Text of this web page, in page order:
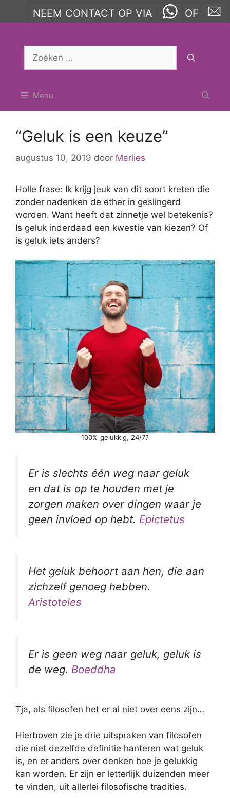
NEEM CONTACT OP VIA OF
Zoek
Menu
“Geluk is een keuze”
augustus 10, 2019 door Marlies
Holle frase: Ik krijg jeuk van dit soort kreten die
zonder nadenken de ether in geslingerd
worden. Want heeft dat zinnetje wel betekenis?
Is geluk inderdaad een kwestie van kiezen? Of
is geluk iets anders?
100% gelukkig, 24/7?
Er is slechts één weg naar geluk
en dat is op te houden met je
zorgen maken over dingen waar je
geen invloed op hebt. Epictetus
Het geluk behoort aan hen, die aan
zichzelf genoeg hebben.
Aristoteles
Er is geen weg naar geluk, geluk is
de weg. Boeddha
Tja, als filosofen het er al niet over eens zijn…
Hierboven zie je drie uitspraken van filosofen
die niet dezelfde definitie hanteren wat geluk
is, en er anders over denken hoe je gelukkig
kan worden. Er zijn er letterlijk duizenden meer
te vinden, uit allerlei filosofische tradities.